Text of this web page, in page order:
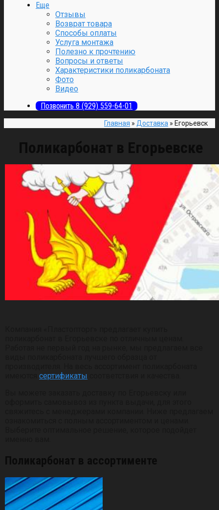
Еще
Отзывы
Возврат товара
Способы оплаты
Услуга монтажа
Полезно к прочтению
Вопросы и ответы
Характеристики поликарбоната
Фото
Видео
Позвонить 8 (929) 559-64-01
Главная » Доставка » Егорьевск
Поликарбонат в Егорьевске
сертификаты
Поликарбонат в ассортименте